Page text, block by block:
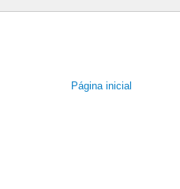
Página inicial